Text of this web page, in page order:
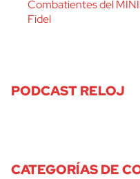
Combatientes del
Fidel
PODCAST RELOJ
CATEGORÍAS DE